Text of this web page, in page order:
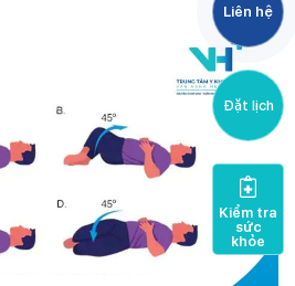
Liên hệ
Đặt lịch
Kiểm tra
sức
khỏe